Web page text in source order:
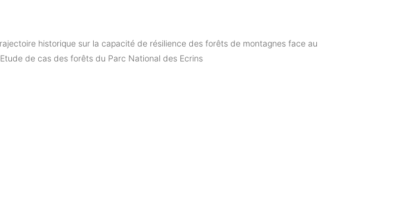
historique sur la capacité de résilience des forêts de montagnes face au
de cas des forêts du Parc National des Ecrins